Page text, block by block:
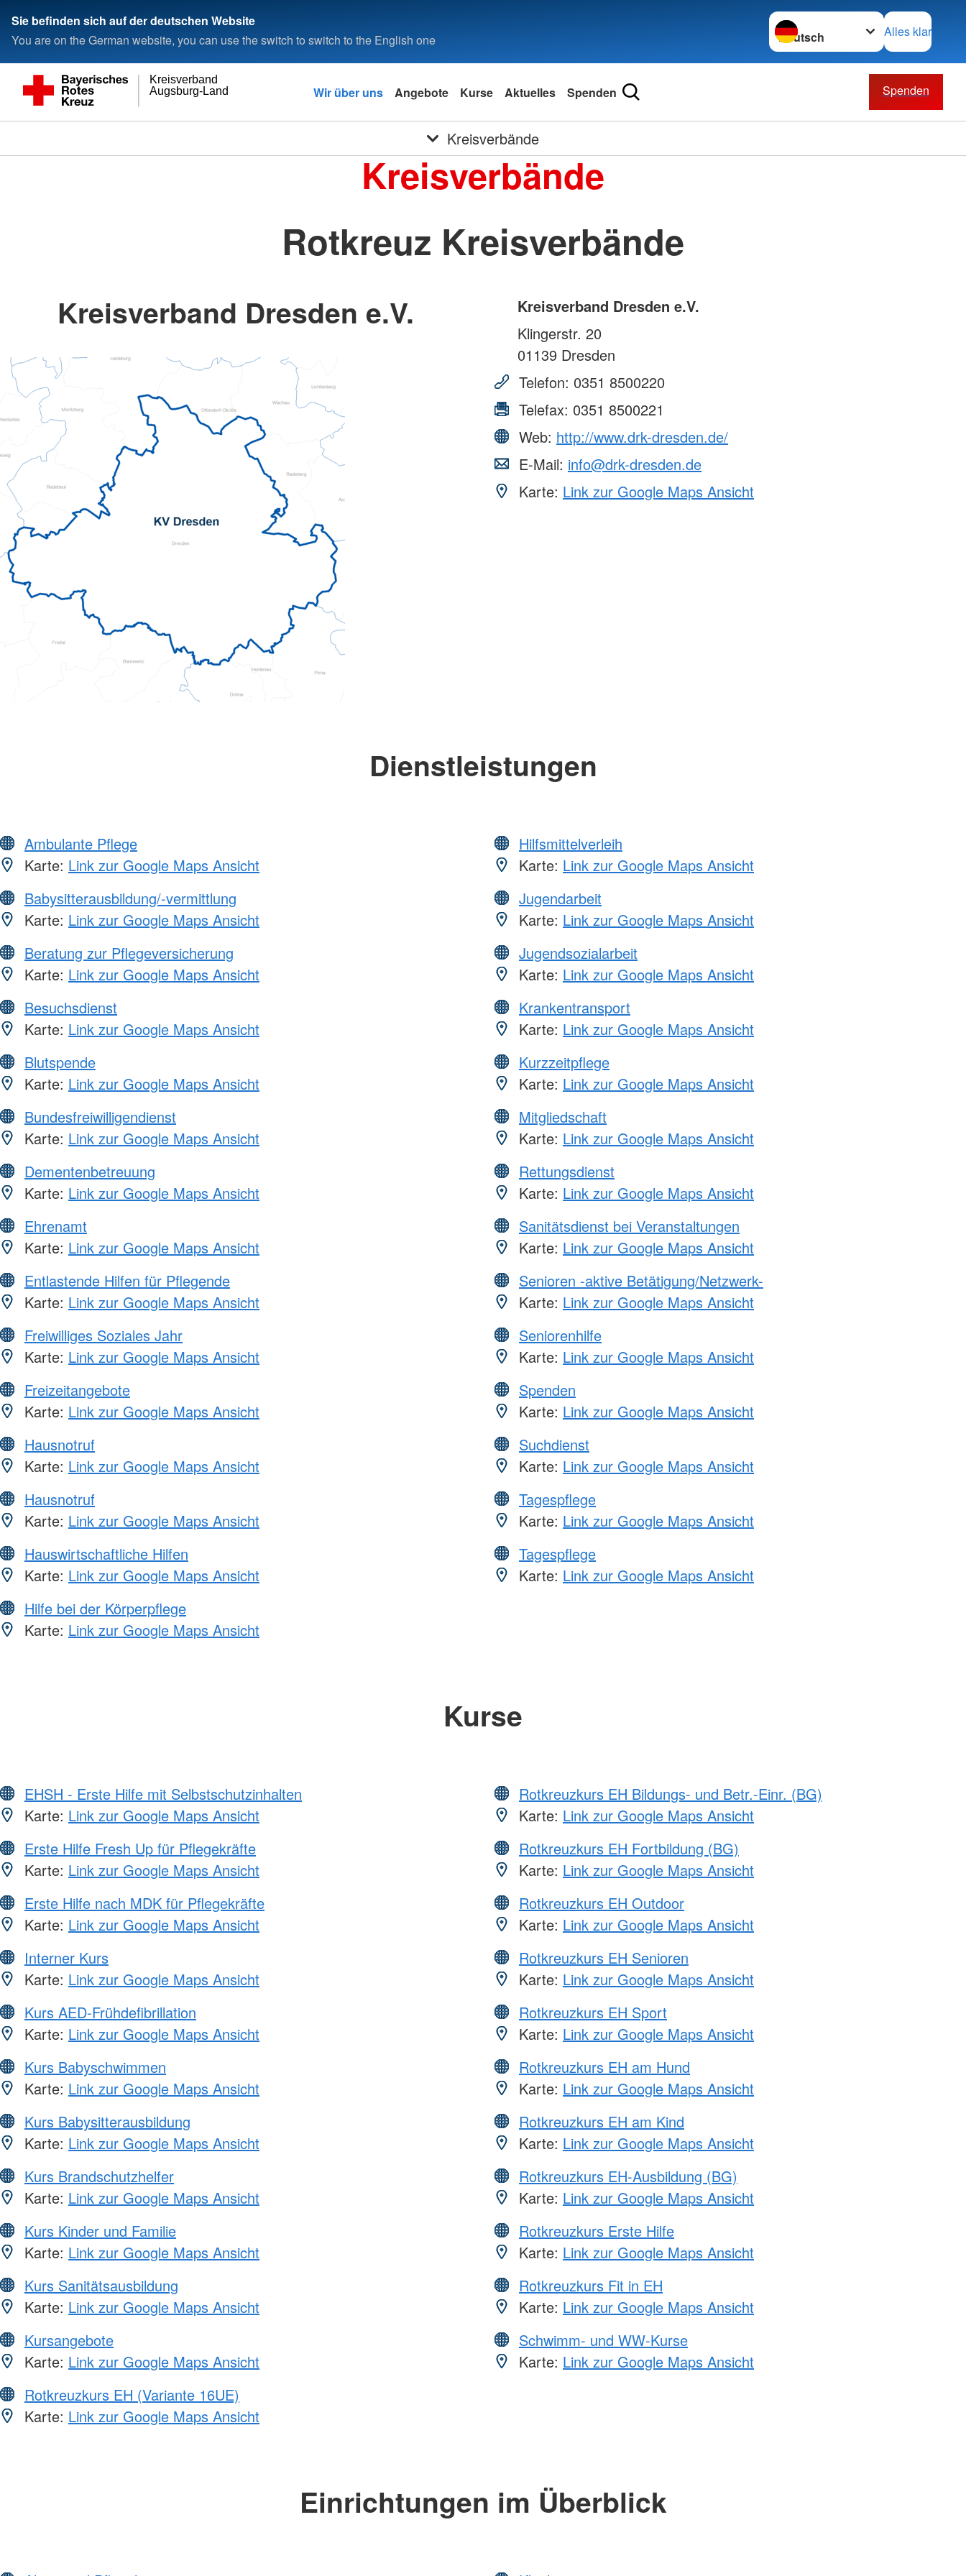
Sie befinden sich auf der deutschen Website
You are on the German website, you can use the switch to switch to the English one
Sprache wechseln zu
Alles klar
Augsburg-Land
Kreisverband
Wir über uns Angebote Kurse Aktuelles Spenden Spenden
Kreisverbände
Kreisverbände
Rotkreuz Kreisverbände
Kreisverband Dresden e.V.
Kreisverband Dresden e.V.
Klingerstr. 20
01139 Dresden
Telefon: 0351 8500220
Telefax: 0351 8500221
Web: http://www.drk-dresden.de/
E-Mail: info@drk-dresden.de
Karte: Link zur Google Maps Ansicht
Dienstleistungen
Ambulante Pflege
Karte: Link zur Google Maps Ansicht
Babysitterausbildung/-vermittlung
Karte: Link zur Google Maps Ansicht
Beratung zur Pflegeversicherung
Karte: Link zur Google Maps Ansicht
Besuchsdienst
Karte: Link zur Google Maps Ansicht
Blutspende
Karte: Link zur Google Maps Ansicht
Bundesfreiwilligendienst
Karte: Link zur Google Maps Ansicht
Dementenbetreuung
Karte: Link zur Google Maps Ansicht
Ehrenamt
Karte: Link zur Google Maps Ansicht
Entlastende Hilfen für Pflegende
Karte: Link zur Google Maps Ansicht
Freiwilliges Soziales Jahr
Karte: Link zur Google Maps Ansicht
Freizeitangebote
Karte: Link zur Google Maps Ansicht
Hausnotruf
Karte: Link zur Google Maps Ansicht
Hausnotruf
Karte: Link zur Google Maps Ansicht
Hauswirtschaftliche Hilfen
Karte: Link zur Google Maps Ansicht
Hilfe bei der Körperpflege
Karte: Link zur Google Maps Ansicht
Hilfsmittelverleih
Karte: Link zur Google Maps Ansicht
Jugendarbeit
Karte: Link zur Google Maps Ansicht
Jugendsozialarbeit
Karte: Link zur Google Maps Ansicht
Krankentransport
Karte: Link zur Google Maps Ansicht
Kurzzeitpflege
Karte: Link zur Google Maps Ansicht
Mitgliedschaft
Karte: Link zur Google Maps Ansicht
Rettungsdienst
Karte: Link zur Google Maps Ansicht
Sanitätsdienst bei Veranstaltungen
Karte: Link zur Google Maps Ansicht
Senioren -aktive Betätigung/Netzwerk-
Karte: Link zur Google Maps Ansicht
Seniorenhilfe
Karte: Link zur Google Maps Ansicht
Spenden
Karte: Link zur Google Maps Ansicht
Suchdienst
Karte: Link zur Google Maps Ansicht
Tagespflege
Karte: Link zur Google Maps Ansicht
Tagespflege
Karte: Link zur Google Maps Ansicht
Kurse
EHSH - Erste Hilfe mit Selbstschutzinhalten
Karte: Link zur Google Maps Ansicht
Erste Hilfe Fresh Up für Pflegekräfte
Karte: Link zur Google Maps Ansicht
Erste Hilfe nach MDK für Pflegekräfte
Karte: Link zur Google Maps Ansicht
Interner Kurs
Karte: Link zur Google Maps Ansicht
Kurs AED-Frühdefibrillation
Karte: Link zur Google Maps Ansicht
Kurs Babyschwimmen
Karte: Link zur Google Maps Ansicht
Kurs Babysitterausbildung
Karte: Link zur Google Maps Ansicht
Kurs Brandschutzhelfer
Karte: Link zur Google Maps Ansicht
Kurs Kinder und Familie
Karte: Link zur Google Maps Ansicht
Kurs Sanitätsausbildung
Karte: Link zur Google Maps Ansicht
Kursangebote
Karte: Link zur Google Maps Ansicht
Rotkreuzkurs EH (Variante 16UE)
Karte: Link zur Google Maps Ansicht
Rotkreuzkurs EH Bildungs- und Betr.-Einr. (BG)
Karte: Link zur Google Maps Ansicht
Rotkreuzkurs EH Fortbildung (BG)
Karte: Link zur Google Maps Ansicht
Rotkreuzkurs EH Outdoor
Karte: Link zur Google Maps Ansicht
Rotkreuzkurs EH Senioren
Karte: Link zur Google Maps Ansicht
Rotkreuzkurs EH Sport
Karte: Link zur Google Maps Ansicht
Rotkreuzkurs EH am Hund
Karte: Link zur Google Maps Ansicht
Rotkreuzkurs EH am Kind
Karte: Link zur Google Maps Ansicht
Rotkreuzkurs EH-Ausbildung (BG)
Karte: Link zur Google Maps Ansicht
Rotkreuzkurs Erste Hilfe
Karte: Link zur Google Maps Ansicht
Rotkreuzkurs Fit in EH
Karte: Link zur Google Maps Ansicht
Schwimm- und WW-Kurse
Karte: Link zur Google Maps Ansicht
Einrichtungen im Überblick